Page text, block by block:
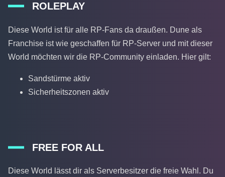
ROLEPLAY
Diese World ist für alle RP-Fans da draußen. Dune als
Franchise ist wie geschaffen für RP-Server und mit dieser
World möchten wir die RP-Community einladen. Hier gilt:
Sandstürme aktiv
Sicherheitszonen aktiv
FREE FOR ALL
Diese World lässt dir als Serverbesitzer die freie Wahl. Du